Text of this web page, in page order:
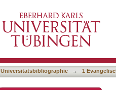
Universitätsbibliographie → 1